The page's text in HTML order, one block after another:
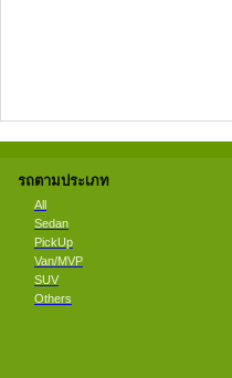
รถตามประเภท
All
Sedan
PickUp
Van/MVP
SUV
Others